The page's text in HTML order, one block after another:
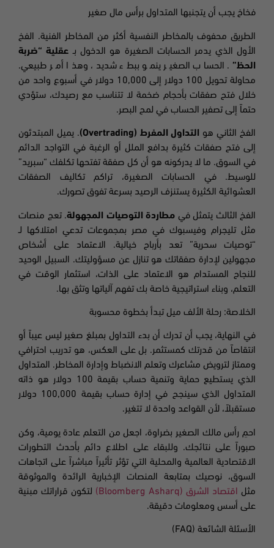
فخاخ يجب أن يتجنبها المتداول برأس مال صغير
الطريق محفوف بالمخاطر النفسية أكثر من المخاطر الفنية. الفخ
الأول الذي يدمر الحسابات الصغيرة هو الدخول بـ عقلية “ضربة
الحظ” . الحساب الصغير ينمو ببطء شديد، وهذا أمر طبيعي.
محاولة تحويل 100 دولار إلى 10,000 دولار في أسبوع واحد من
خلال فتح صفقات بأحجام ضخمة لا تتناسب مع رصيدك، ستؤدي
حتماً إلى تصفير الحساب في لمح البصر.
الفخ الثاني هو التداول المفرط (Overtrading
). يميل المبتدئون
إلى فتح صفقات كثيرة بدافع الملل أو الرغبة في التواجد الدائم
في السوق. ما لا يدركونه هو أن كل صفقة تفتحها تكلفك “سبريد”
للوسيط. في الحسابات الصغيرة، تراكم تكاليف الصفقات
العشوائية الكثيرة يستنزف الرصيد بسرعة تفوق تصورك.
الفخ الثالث يتمثل في مطاردة التوصيات المجهولة. تعج منصات
مثل تليجرام وفيسبوك في مصر بمجموعات تدعي امتلاكها لـ
“توصيات سحرية” تعد بأرباح خيالية. الاعتماد على أشخاص
مجهولين لإدارة صفقاتك هو تنازل عن مسؤوليتك. السبيل الوحيد
للنجاح المستدام هو الاعتماد على الذات، استثمار الوقت في
التعلم، وبناء استراتيجية خاصة بك تفهم آلياتها وتثق بها.
الخلاصة: رحلة الألف ميل تبدأ بخطوة محسوبة
في النهاية، يجب أن تدرك أن بدء التداول بمبلغ صغير ليس عيباً أو
انتقاصاً من قدرتك كمستثمر. بل على العكس، هو تدريب احترافي
وممتاز لترويض مشاعرك وتعلم الانضباط وإدارة المخاطر. المتداول
الذي يستطيع حماية وتنمية حساب بقيمة 100 دولار هو ذاته
المتداول الذي سينجح في إدارة حساب بقيمة 100,000 دولار
مستقبلاً، لأن القواعد واحدة لا تتغير.
احمِ رأس مالك الصغير بضراوة، اجعل من التعلم عادة يومية، وكن
صبوراً على نتائجك. وللبقاء على اطلاع دائم بأحدث التطورات
الاقتصادية العالمية والمحلية التي تؤثر تأثيراً مباشراً على اتجاهات
السوق، نوصيك بمتابعة المنصات الإخبارية الرائدة والموثوقة
مثل
اقتصاد الشرق (Bloomberg Asharq)
لتكون قراراتك مبنية
على أسس ومعلومات دقيقة.
الأسئلة الشائعة (FAQ)